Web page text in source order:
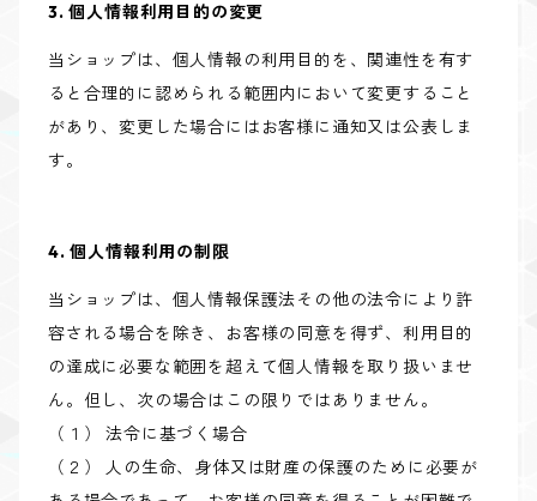
3. 個人情報利用目的の変更
当ショップは、個人情報の利用目的を、関連性を有す
ると合理的に認められる範囲内において変更すること
があり、変更した場合にはお客様に通知又は公表しま
す。
4. 個人情報利用の制限
当ショップは、個人情報保護法その他の法令により許
容される場合を除き、お客様の同意を得ず、利用目的
の達成に必要な範囲を超えて個人情報を取り扱いませ
ん。但し、次の場合はこの限りではありません。
（１） 法令に基づく場合
（２） 人の生命、身体又は財産の保護のために必要が